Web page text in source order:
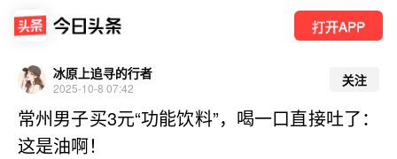
打开APP
冰原上追寻的行者
2025-10-8 07:42 关注
常州男子买3元“功能饮料”，喝一口直接吐了：
这是油啊！